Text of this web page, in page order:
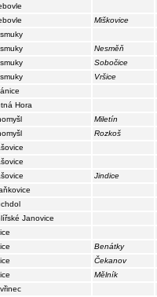
Miškovice
Nesměň
Sobočice
Vršice
Hora
Miletín
Rozkoš
Jindice
Janovice
Benátky
Čekanov
Mělník